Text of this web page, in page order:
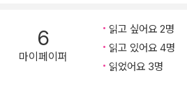
를 펴냈는데 ‘신은 죽었다’라고 함으로
를 말하고, 영원회귀에 의하여 긍정적
론 초인의 이상을 설파했다. 이 외에
의 계보학》(1887)에 이어 《권력에의
6
마이페이퍼
읽고 싶어요 2명
읽고 있어요 4명
읽었어요 3명